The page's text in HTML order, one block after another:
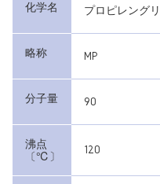
化学名 プロピレング
略称 MP
分子量 90
沸点
〔℃〕
120